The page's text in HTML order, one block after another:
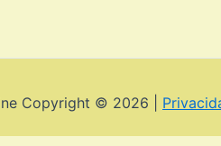
Copyright © 2026 |